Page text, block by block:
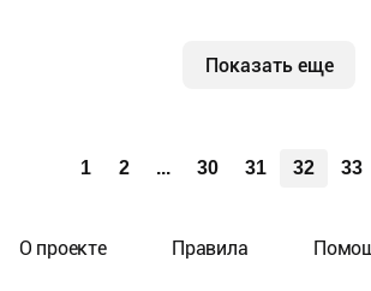
Показать еще
1 2 ... 30 31 32 33
О проекте Правила